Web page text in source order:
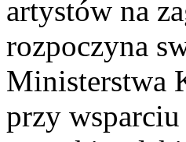
artystów na
rozpoczyna
Ministerstwa
przy